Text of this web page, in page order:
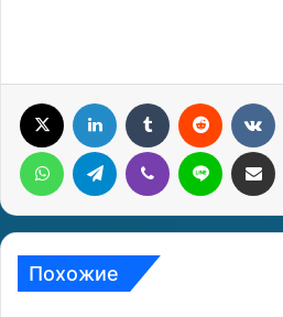
Похожие